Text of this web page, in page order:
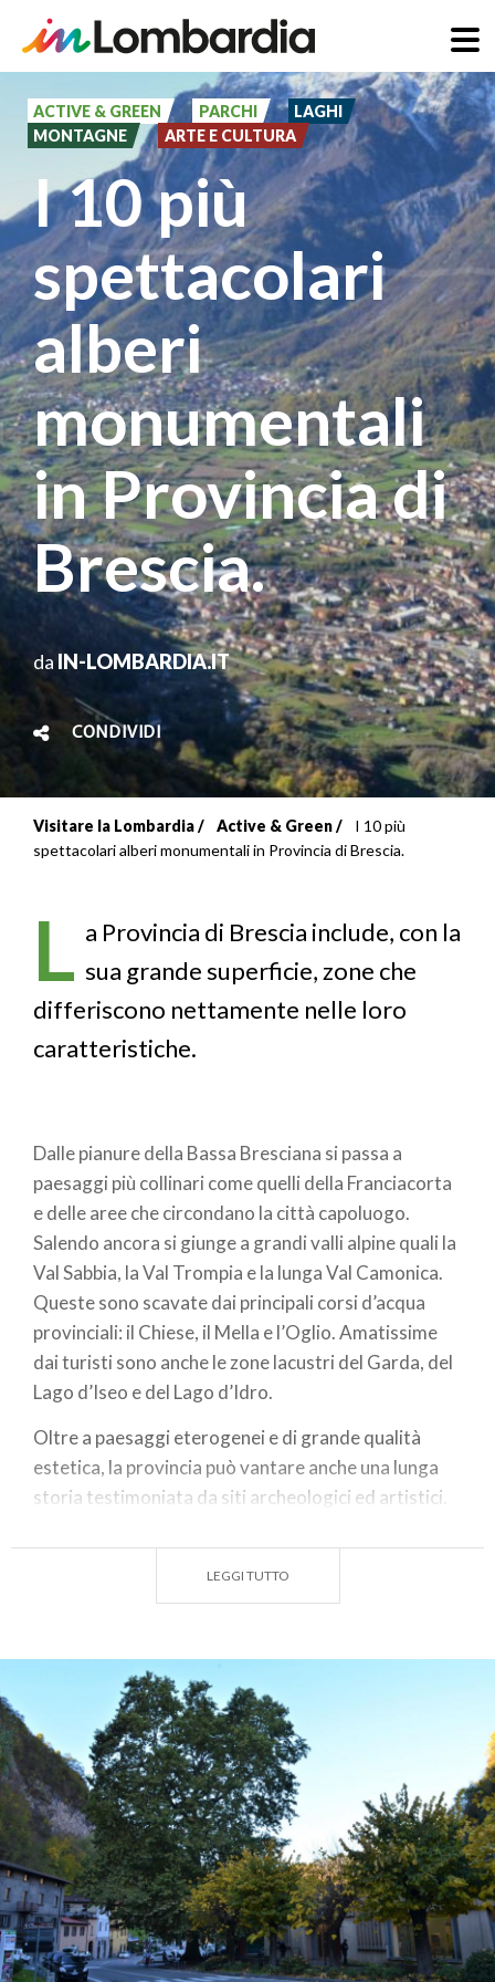
contenuto
principale
ACTIVE & GREEN PARCHI
LAGHI
MONTAGNE
ARTE E CULTURA
I 10 più
spettacolari
alberi
monumentali
in Provincia di
Brescia.
da IN-LOMBARDIA.IT
CONDIVIDI
Briciole
pane
Visitare la Lombardia Active & Green
I 10 più
spettacolari alberi monumentali in Provincia di Brescia.
L a Provincia di Brescia include, con la
sua grande superficie, zone che
differiscono nettamente nelle loro
caratteristiche.
Dalle pianure della Bassa Bresciana si passa a
paesaggi più collinari come quelli della Franciacorta
e delle aree che circondano la città capoluogo.
Salendo ancora si giunge a grandi valli alpine quali la
Val Sabbia, la Val Trompia e la lunga Val Camonica.
Queste sono scavate dai principali corsi d’acqua
provinciali: il Chiese, il Mella e l’Oglio. Amatissime
dai turisti sono anche le zone lacustri del Garda, del
Lago d’Iseo e del Lago d’Idro.
Oltre a paesaggi eterogenei e di grande qualità
estetica, la provincia può vantare anche una lunga
storia testimoniata da siti archeologici ed artistici.
di epoca romana (i più celebri a Brescia e Sirmione),
In contesti così ricchi di arte e natura, vari sono gli
alberi monumentali. L’area montana, che supera i
3000 metri con le cime del Parco dell’Adamello, è
caratterizzata da secolari selve castanili, da
faggete e da foreste di conifere. Gli ambienti di
collina e di pianura, così come quelli lacustri,
ospitano invece specie più ornamentali come cedri,
platani e cipressi.
(PH: LUCA PERNECHELE)
LEGGI TUTTO